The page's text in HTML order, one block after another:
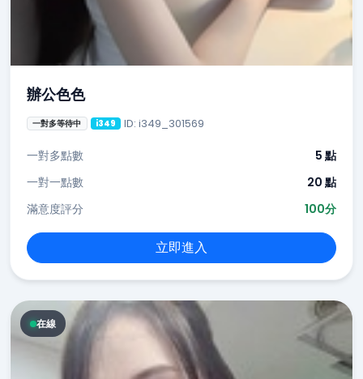
辦公色色
一對多等待中 i349 ID: i349_301569
一對多點數
5 點
一對一點數
20 點
滿意度評分
100分
立即進入
在線